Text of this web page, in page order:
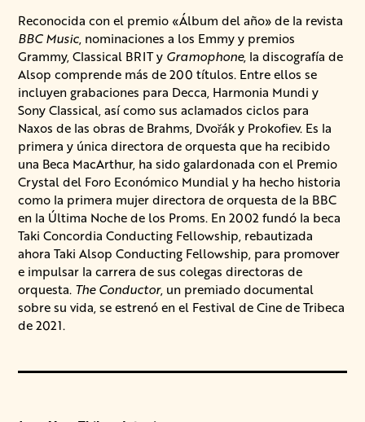
Reconocida con el premio «Álbum del año» de la revista
BBC Music, nominaciones a los Emmy y premios
Grammy, Classical BRIT y Gramophone, la discografía de
Alsop comprende más de 200 títulos. Entre ellos se
incluyen grabaciones para Decca, Harmonia Mundi y
Sony Classical, así como sus aclamados ciclos para
Naxos de las obras de Brahms, Dvořák y Prokofiev. Es la
primera y única directora de orquesta que ha recibido
una Beca MacArthur, ha sido galardonada con el Premio
Crystal del Foro Económico Mundial y ha hecho historia
como la primera mujer directora de orquesta de la BBC
en la Última Noche de los Proms. En 2002 fundó la beca
Taki Concordia Conducting Fellowship, rebautizada
ahora Taki Alsop Conducting Fellowship, para promover
e impulsar la carrera de sus colegas directoras de
orquesta. The Conductor, un premiado documental
sobre su vida, se estrenó en el Festival de Cine de Tribeca
de 2021.